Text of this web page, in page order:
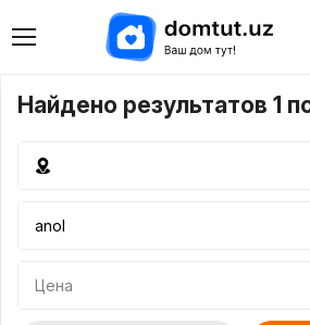
Найдено результатов 1
Цена